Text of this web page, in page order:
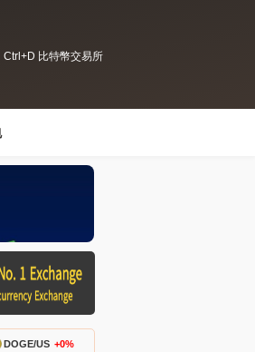
Ctrl+D 比特幣交易所
DOGE/US +0%